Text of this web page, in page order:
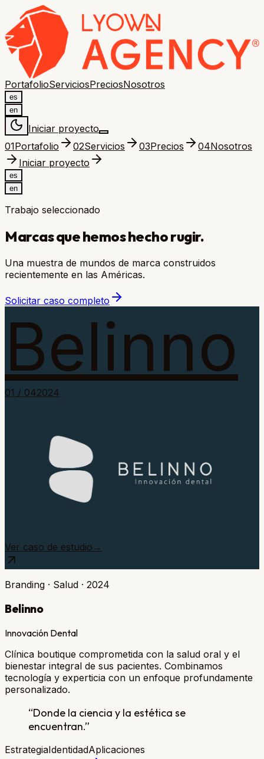
PortafolioServiciosPreciosNosotros
es
en
Iniciar proyecto
01Portafolio 02Servicios 03Precios 04Nosotros
Iniciar proyecto
es
en
Trabajo seleccionado
Marcas que hemos hechorugir.
Una muestra de mundos de marca construidos
recientemente en las Américas.
Solicitar caso completo
Belinno
01 / 042024
Ver caso de estudio →
Branding · Salud · 2024
Belinno
Innovación Dental
Clínica boutique comprometida con la salud oral y el
bienestar integral de sus pacientes. Combinamos
tecnología y experticia con un enfoque profundamente
personalizado.
“Donde la ciencia y la estética se
encuentran.”
EstrategiaIdentidadAplicaciones